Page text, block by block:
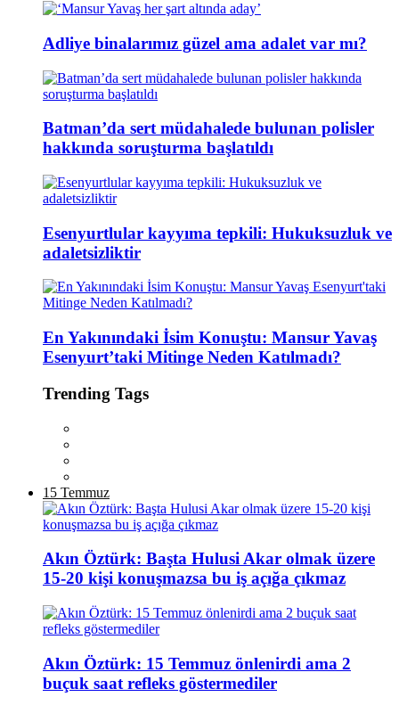
Adliye binalarımız güzel ama adalet var mı?
Batman’da sert müdahalede bulunan polisler
hakkında soruşturma başlatıldı
Esenyurtlular kayyıma tepkili: Hukuksuzluk ve
adaletsizliktir
En Yakınındaki İsim Konuştu: Mansur Yavaş
Esenyurt’taki Mitinge Neden Katılmadı?
Trending Tags
15 Temmuz
Akın Öztürk: Başta Hulusi Akar olmak üzere
15-20 kişi konuşmazsa bu iş açığa çıkmaz
Akın Öztürk: 15 Temmuz önlenirdi ama 2
buçuk saat refleks göstermediler